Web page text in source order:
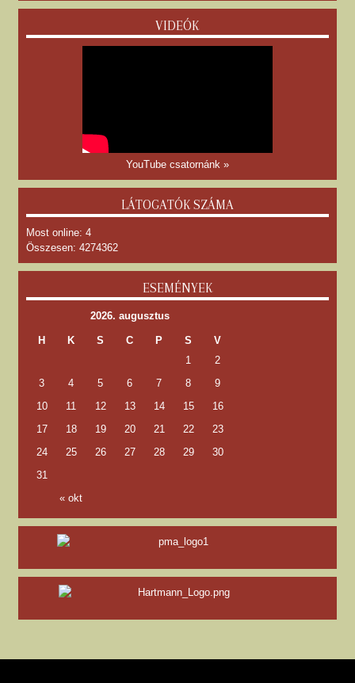
VIDEÓK
YouTube csatornánk »
LÁTOGATÓK SZÁMA
Most online: 4
Összesen: 4274362
ESEMÉNYEK
2026. augusztus
H K S C P S V
« okt
1
2
3
4 5 6 7 8
9
10
11 12 13 14 15
16
17
18 19 20 21 22
23
24
25 26 27 28 29
30
31